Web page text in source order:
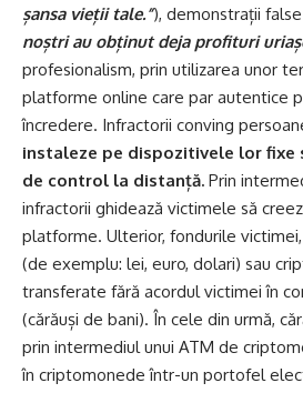
șansa vieții tale.”), demonstrații
noștri au obținut deja profituri
profesionalism, prin utilizarea unor
platforme online care par autentice
încredere. Infractorii conving
instaleze pe dispozitivele lor fixe
de control la distanță. Prin
infractorii ghidează victimele să
platforme. Ulterior, fondurile
(de exemplu: lei, euro, dolari) sau
transferate fără acordul victimei în
(cărăuși de bani). În cele din urmă,
prin intermediul unui ATM de
în criptomonede într-un portofel